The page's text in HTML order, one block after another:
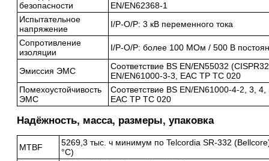
безопасности
EN/EN62368-1
Испытательное
напряжение
I/P-O/P: 3 кВ переменного тока
Сопротивление
изоляции
I/P-O/P: более 100 МОм / 500 В
Эмиссия ЭМС
Соответствие BS EN/EN55032
EN/EN61000-3-3, EAC TP TC 020
Помехоустойчивость
ЭМС
Соответствие BS EN/EN61000-4-2, 3,
EAC TP TC 020
Надёжность, масса, размеры, упаковка
MTBF
5269,3 тыс. ч минимум по Telcordia SR-332
°C)